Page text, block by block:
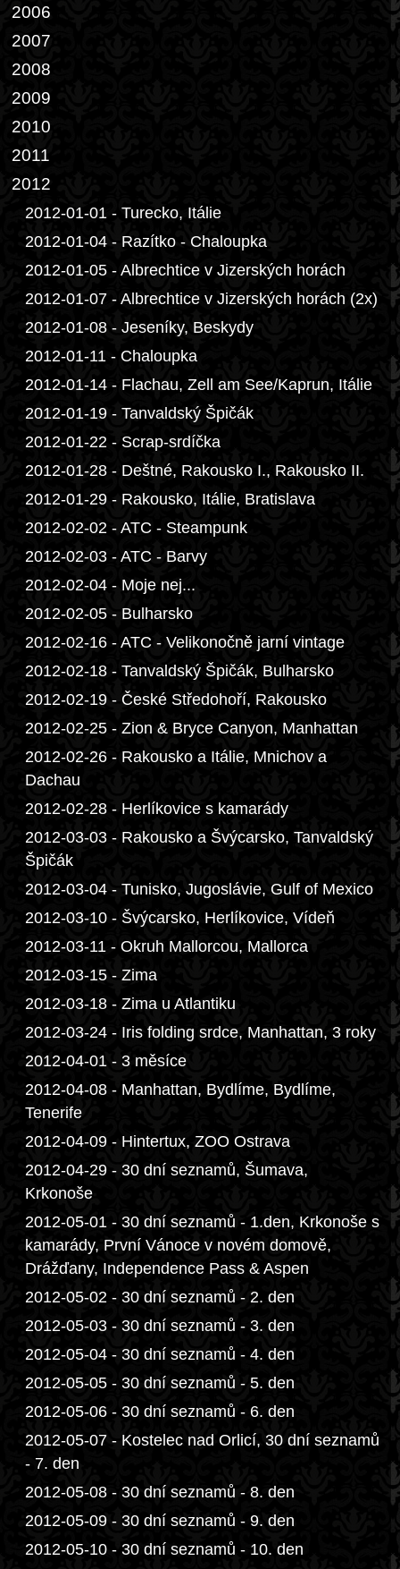
2006
2007
2008
2009
2010
2011
2012
2012-01-01 - Turecko, Itálie
2012-01-04 - Razítko - Chaloupka
2012-01-05 - Albrechtice v Jizerských horách
2012-01-07 - Albrechtice v Jizerských horách (2x)
2012-01-08 - Jeseníky, Beskydy
2012-01-11 - Chaloupka
2012-01-14 - Flachau, Zell am See/Kaprun, Itálie
2012-01-19 - Tanvaldský Špičák
2012-01-22 - Scrap-srdíčka
2012-01-28 - Deštné, Rakousko I., Rakousko II.
2012-01-29 - Rakousko, Itálie, Bratislava
2012-02-02 - ATC - Steampunk
2012-02-03 - ATC - Barvy
2012-02-04 - Moje nej...
2012-02-05 - Bulharsko
2012-02-16 - ATC - Velikonočně jarní vintage
2012-02-18 - Tanvaldský Špičák, Bulharsko
2012-02-19 - České Středohoří, Rakousko
2012-02-25 - Zion & Bryce Canyon, Manhattan
2012-02-26 - Rakousko a Itálie, Mnichov a
Dachau
2012-02-28 - Herlíkovice s kamarády
2012-03-03 - Rakousko a Švýcarsko, Tanvaldský
Špičák
2012-03-04 - Tunisko, Jugoslávie, Gulf of Mexico
2012-03-10 - Švýcarsko, Herlíkovice, Vídeň
2012-03-11 - Okruh Mallorcou, Mallorca
2012-03-15 - Zima
2012-03-18 - Zima u Atlantiku
2012-03-24 - Iris folding srdce, Manhattan, 3 roky
2012-04-01 - 3 měsíce
2012-04-08 - Manhattan, Bydlíme, Bydlíme,
Tenerife
2012-04-09 - Hintertux, ZOO Ostrava
2012-04-29 - 30 dní seznamů, Šumava,
Krkonoše
2012-05-01 - 30 dní seznamů - 1.den, Krkonoše s
kamarády, První Vánoce v novém domově,
Drážďany, Independence Pass & Aspen
2012-05-02 - 30 dní seznamů - 2. den
2012-05-03 - 30 dní seznamů - 3. den
2012-05-04 - 30 dní seznamů - 4. den
2012-05-05 - 30 dní seznamů - 5. den
2012-05-06 - 30 dní seznamů - 6. den
2012-05-07 - Kostelec nad Orlicí, 30 dní seznamů
- 7. den
2012-05-08 - 30 dní seznamů - 8. den
2012-05-09 - 30 dní seznamů - 9. den
2012-05-10 - 30 dní seznamů - 10. den